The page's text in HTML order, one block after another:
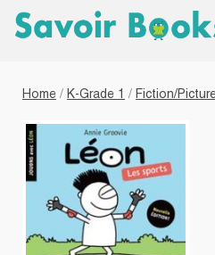
Home / K-Grade 1 / Fiction/